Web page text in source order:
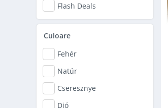
Flash Deals
Culoare
Fehér
Natúr
Cseresznye
Dió